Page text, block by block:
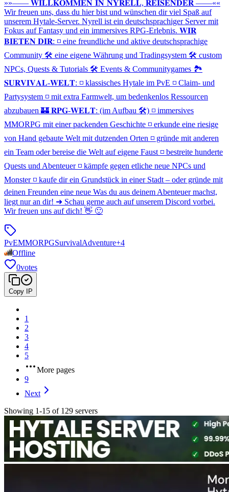
»»—— 𝐖𝐈𝐋𝐋𝐊𝐎𝐌𝐌𝐄𝐍 𝐈𝐍 𝐍𝐘𝐑𝐄𝐋𝐋, 𝐑𝐄𝐈𝐒𝐄𝐍𝐃𝐄𝐑 ——««
Wir freuen uns, dass du hier bist und wünschen dir viel Spaß auf
unserem Hytale-Server. Nyrell ist ein deutschsprachiger Server mit
Fokus auf Fantasy und ein immersives RPG-Erlebnis. 𝐖𝐈𝐑
𝐁𝐈𝐄𝐓𝐄𝐍 𝐃𝐈𝐑: ◽ eine freundliche und aktive deutschsprachige
Community 🛠 eine eigene Währung und Tradingsystem 🛠 custom
NPCs, Quests & Tutorials 🛠 Events & Communitygames 🏞
𝐒𝐔𝐑𝐕𝐈𝐕𝐀𝐋-𝐖𝐄𝐋𝐓: ◽ klassisches Hytale im PvE ◽ Claim- und
Partysystem ◽ mit extra Farmwelt, um bedenkenlos Ressourcen
abzubauen 🏰 𝐑𝐏𝐆-𝐖𝐄𝐋𝐓: (im Aufbau 🛠) ◽ immersives
MMORPG mit einer packenden Geschichte ◽ erkunde eine riesige
von Hand gebaute Welt mit dutzenden Orten ◽ gründe mit anderen
ein Team oder bereise die Welt auf eigene Faust ◽ bestreite hunderte
Quests und Abenteuer ◽ kämpfe gegen etliche neue NPCs und
Monster ◽ kaufe dir ein Grundstück in einer Stadt – oder gründe mit
deinen Freunden eine neue Was du aus deinem Abenteuer machst,
liegt nur an dir! ➜ Schau gerne auch auf unserem Discord vorbei.
Wir freuen uns auf dich! 👋 🙂
PvEMMORPGSurvivalAdventure+4
Offline
0votes
Copy IP
1
2
3
4
5
More pages
9
Next
Showing 1-15 of 129 servers